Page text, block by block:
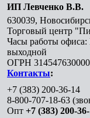
ИП Левченко В.В.
630039,
Торговый центр
Часы работы
выходной
ОГРН
Контакты:
+7 (383) 200-36-14
8-800-707-18-63
Опт +7 (383) 200-